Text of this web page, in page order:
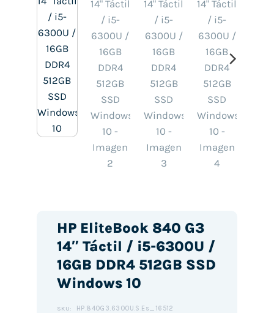
HP EliteBook 840 G3
14″ Táctil / i5-6300U /
16GB DDR4 512GB SSD
Windows 10
SKU: HP.840G3.6300U.S.Es_16512